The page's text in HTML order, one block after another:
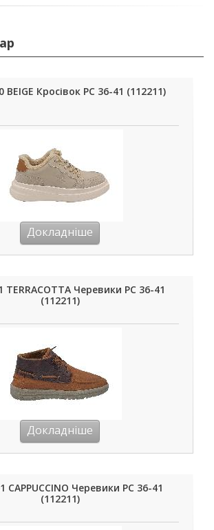
BEIGE Кросівок РС 36-41 (112211)
Докладніше
TERRACOTTA Черевики РС 36-41
(112211)
Докладніше
CAPPUCCINO Черевики РС 36-41
(112211)